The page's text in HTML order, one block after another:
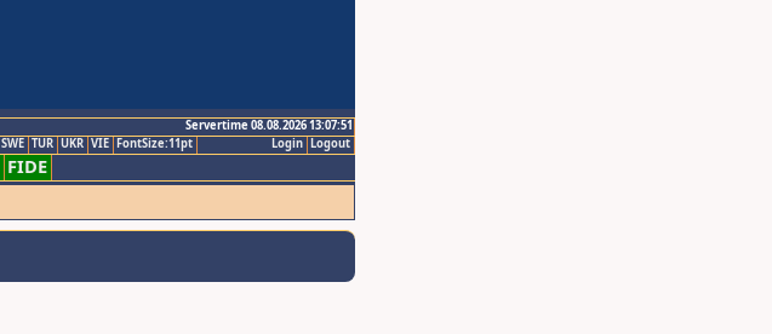
Servertime 08.08.2026 13:07:51
Logout
Login
SWE TUR UKR VIE FontSize:11pt
FIDE